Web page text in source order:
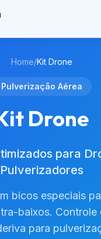
Home/Kit Drone
Pulverização Aérea
Drone
para
Pulverizadores
bicos especiais
baixos. Controle
para